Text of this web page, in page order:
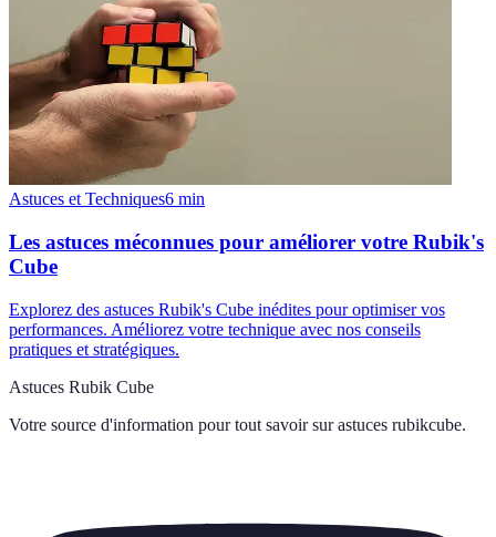
Astuces et Techniques6 min
Les astuces méconnues pour améliorer votre Rubik's
Cube
Explorez des astuces Rubik's Cube inédites pour optimiser vos
performances. Améliorez votre technique avec nos conseils
pratiques et stratégiques.
Astuces Rubik Cube
Votre source d'information pour tout savoir sur astuces rubikcube.